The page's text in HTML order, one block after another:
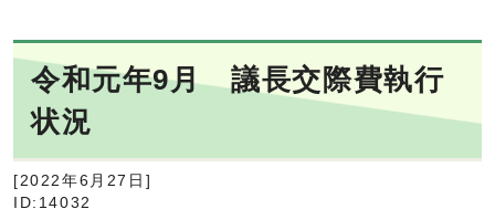
令和元年9月 議長交際費執行
状況
[2022年6月27日]
ID:14032